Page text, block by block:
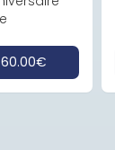
60.00€